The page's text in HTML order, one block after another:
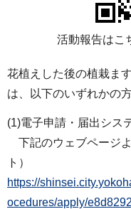
活動報告はこ
花植えした後の植栽ま
は、以下のいずれかの
(1)電子申請・届出シス
下記のウェブページ
ト）
https://
ocedures/apply/